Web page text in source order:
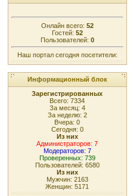
Онлайн всего: 52
Гостей: 52
Пользователей: 0
Наш портал сегодня посетители:
Информационный блок
Зарегистрированных
Всего: 7334
За месяц: 4
За неделю: 2
Вчера: 0
Сегодня: 0
Из них
Администраторов: 7
Модераторов: 7
Проверенных: 739
Пользователей: 6580
Из них
Мужчин: 2163
Женщин: 5171